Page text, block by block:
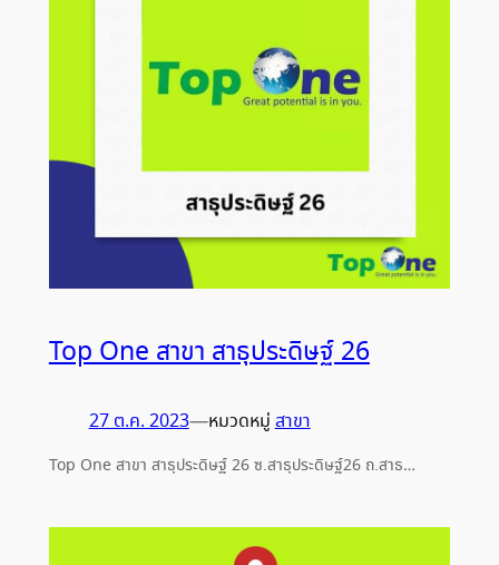
Top One สาขา สาธุประดิษฐ์ 26
27 ต.ค. 2023—หมวดหมู่สาขา
Top One สาขา สาธุประดิษฐ์ 26 ซ.สาธุประดิษฐ์26 ถ.สาธ…